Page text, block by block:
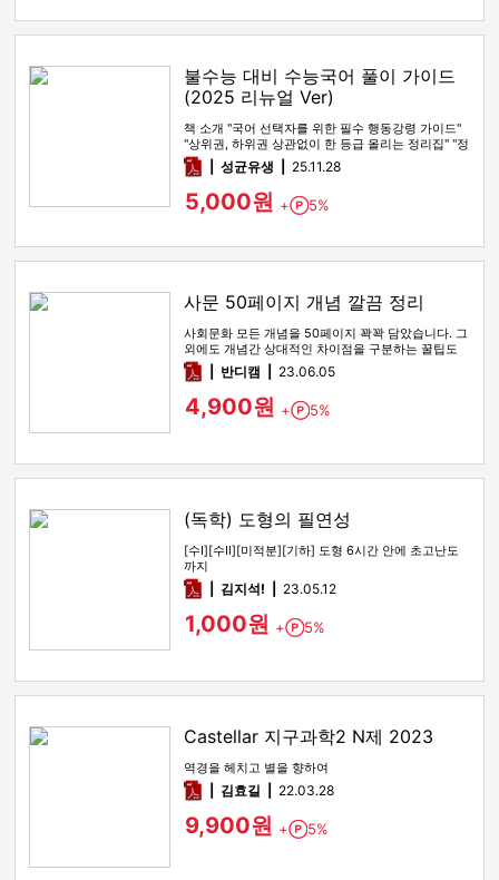
불수능 대비 수능국어 풀이 가이드
(2025 리뉴얼 Ver)
책 소개 "국어 선택자를 위한 필수 행동강령 가이드"
"상위권, 하위권 상관없이 한 등급 올리는 정리집" "정
시파이터 적극 …
pdf성균유생 25.11.28
5,000원 + Point
5%
사문 50페이지 개념 깔끔 정리
사회문화 모든 개념을 50페이지 꽉꽉 담았습니다. 그
외에도 개념간 상대적인 차이점을 구분하는 꿀팁도
함께 있습니다
pdf반디캠 23.06.05
4,900원 + Point
5%
(독학) 도형의 필연성
[수Ⅰ][수Ⅱ][미적분][기하] 도형 6시간 안에 초고난도
까지
pdf김지석! 23.05.12
1,000원 + Point
5%
Castellar 지구과학2 N제 2023
역경을 헤치고 별을 향하여
pdf김효길 22.03.28
9,900원 + Point
5%